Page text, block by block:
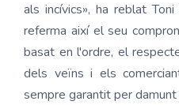
als incívics», ha reblat
referma així el seu
basat en l'ordre, el
dels veïns i els
sempre garantit per